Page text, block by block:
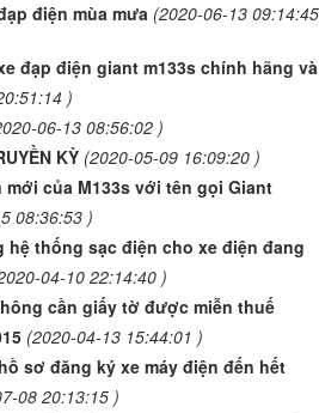
điện mùa mưa (2020-06-13 09:14:45
đạp điện giant m133s chính hãng và
)
06-13 08:56:02 )
KỲ (2020-05-09 16:09:20 )
mới của M133s với tên gọi Giant
08:36:53 )
hệ thống sạc điện cho xe điện đang
04-10 22:14:40 )
cần giấy tờ được miễn thuế
(2020-04-13 15:44:01 )
sơ đăng ký xe máy điện đến hết
08 20:13:15 )